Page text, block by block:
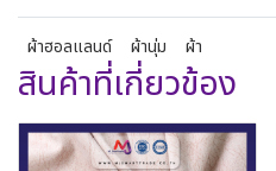
ผ้าฮอลแลนด์ ผ้านุ่ม ผ้า
สินค้าที่เกี่ยวข้อง